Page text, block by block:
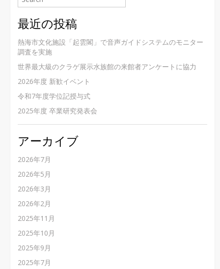
最近の投稿
熱海市文化施設「起雲閣」で音声ガイドシステムのモニター
調査を実施
世界最大級のクラゲ展示水族館の来館者アンケートに協力
2026年度 新歓イベント
令和7年度学位記授与式
2025年度 卒業研究発表会
アーカイブ
2026年7月
2026年5月
2026年3月
2026年2月
2025年11月
2025年10月
2025年9月
2025年7月